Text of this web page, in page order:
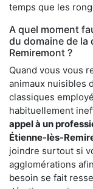
temps que les
A quel moment
du domaine de
Remiremont ?
Quand vous vous
animaux nuisibles
classiques
habituellement
appel à un
Étienne-lès-
joindre surtout si
agglomérations
besoin se fait